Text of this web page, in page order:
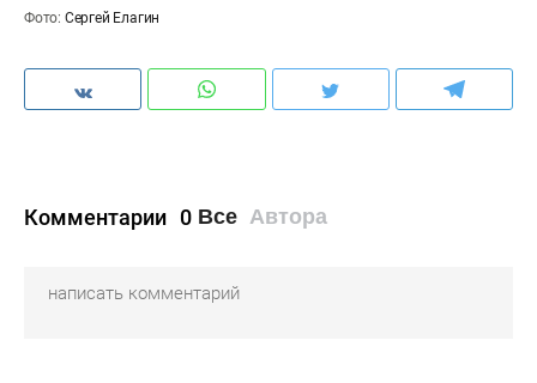
Фото: Сергей Елагин
Комментарии 0 Все Автора